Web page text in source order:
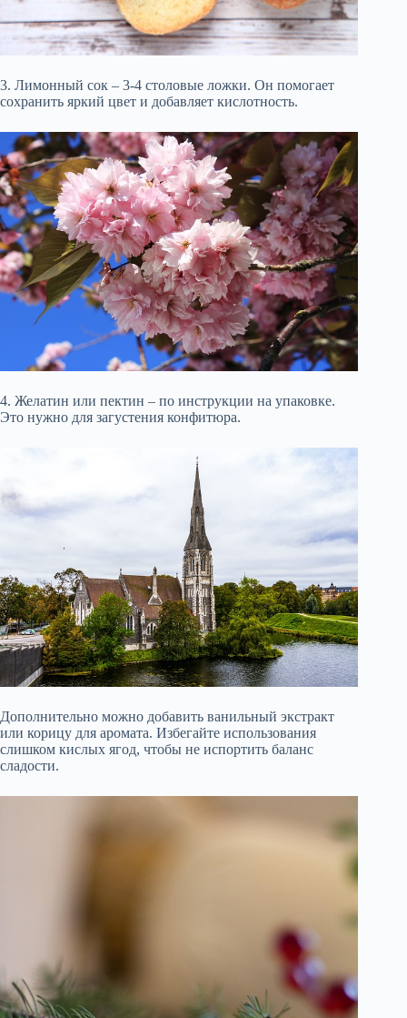
3. Лимонный сок – 3-4 столовые ложки. Он помогает
сохранить яркий цвет и добавляет кислотность.
4. Желатин или пектин – по инструкции на упаковке.
Это нужно для загустения конфитюра.
Дополнительно можно добавить ванильный экстракт
или корицу для аромата. Избегайте использования
слишком кислых ягод, чтобы не испортить баланс
сладости.